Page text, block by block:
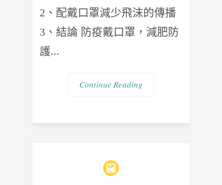
2、配戴口罩減少飛沫的傳播
3、結論 防疫戴口罩，減肥防
護...
Continue Reading